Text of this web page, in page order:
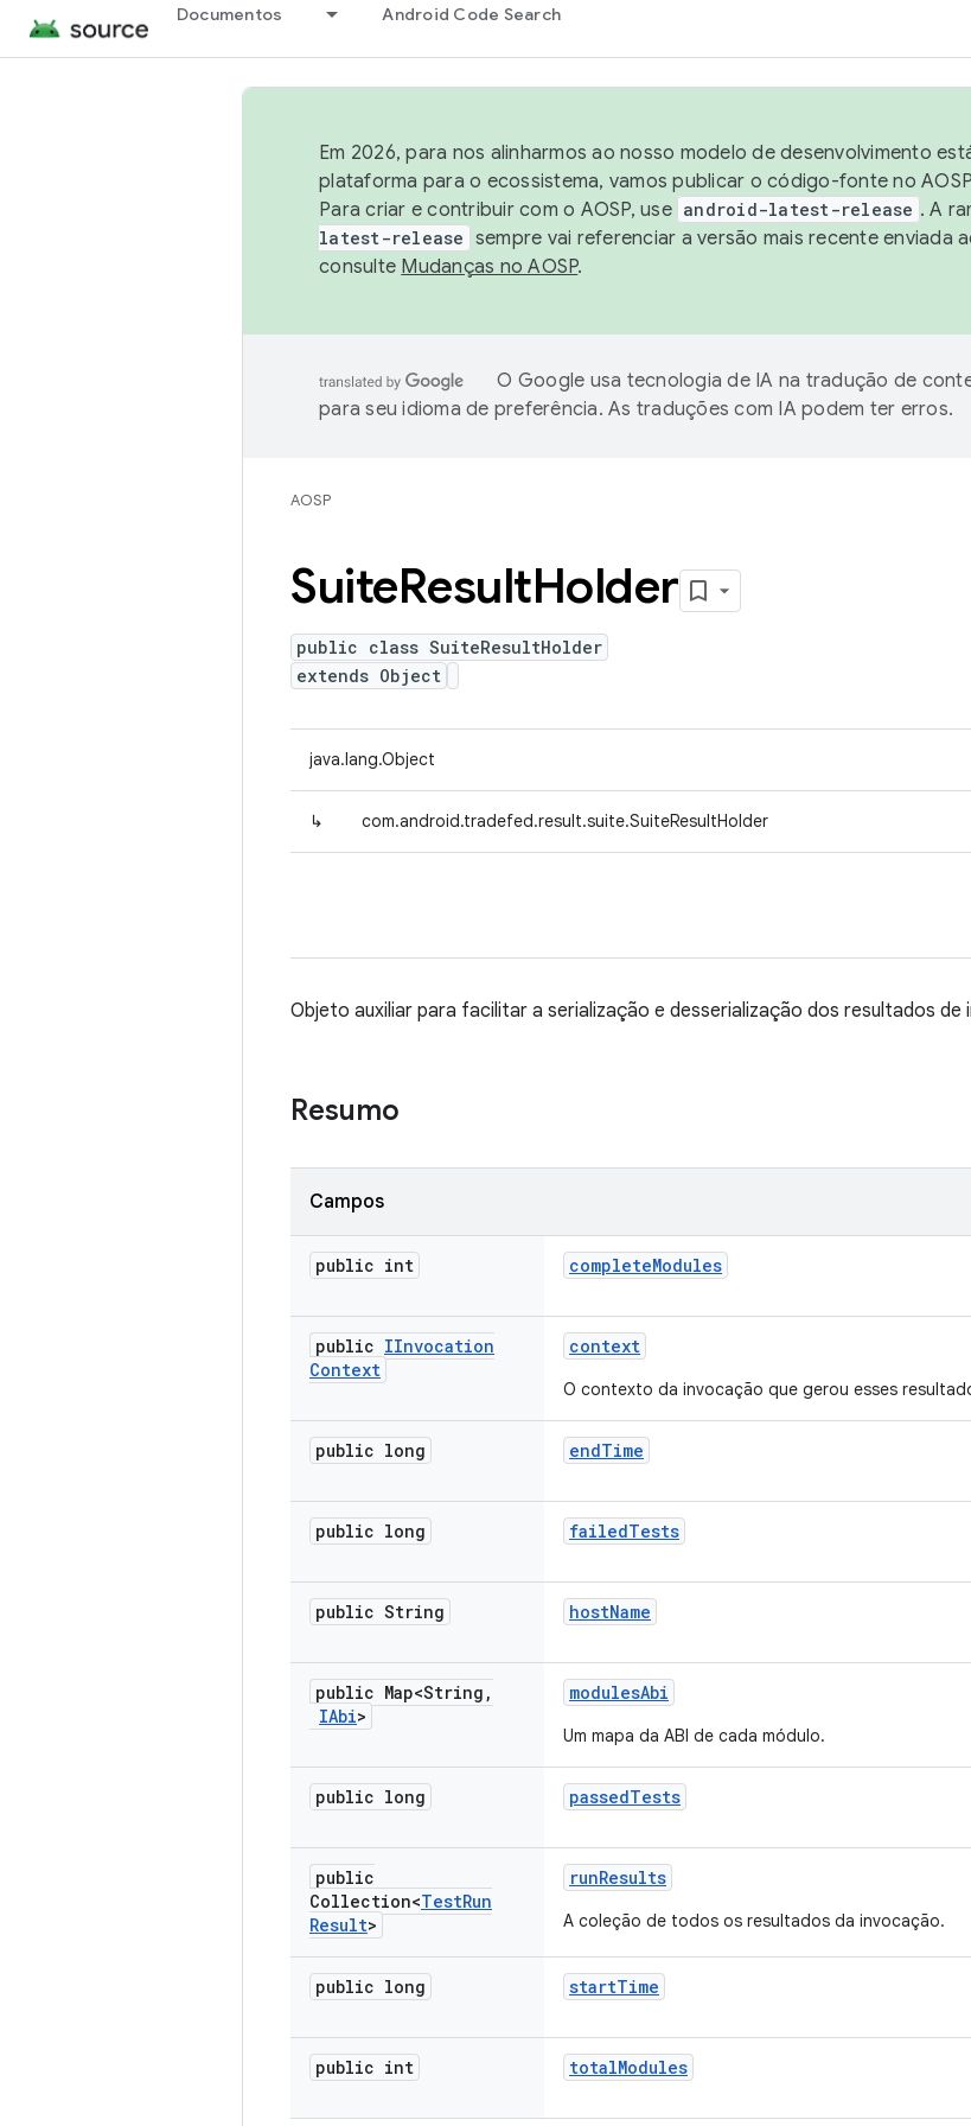
Documentos Android Code Search
Em 2026, para nos alinharmos ao nosso modelo de desenvolvimento
plataforma para o ecossistema, vamos publicar o código-fonte no
Para criar e contribuir com o AOSP, use android-latest-release . A
latest-release sempre vai referenciar a versão mais recente enviada
consulte Mudanças no AOSP.
O Google usa tecnologia de IA na tradução de
para seu idioma de preferência. As traduções com IA podem ter erros.
AOSP
SuiteResultHolder
public class SuiteResultHolder
extends Object
java.lang.Object
↳ com.android.tradefed.result.suite.SuiteResultHolder
Objeto auxiliar para facilitar a serialização e desserialização dos resultados de
Resumo
Campos
public int completeModules
public IInvocation
Context
context
O contexto da invocação que gerou esses
public long endTime
public long failedTests
public String hostName
public Map<String ,
IAbi>
modulesAbi
Um mapa da ABI de cada módulo.
public long passedTests
public
Collection<TestRun
Result>
runResults
A coleção de todos os resultados da invocação.
public long startTime
public int totalModules